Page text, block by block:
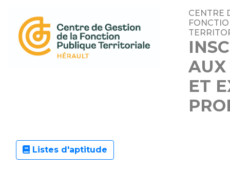
CENTRE
AUX
ET
Listes d'aptitude